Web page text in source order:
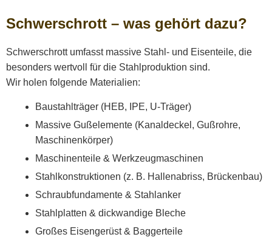
Schwerschrott – was gehört dazu?
Schwerschrott umfasst massive Stahl- und Eisenteile, die
besonders wertvoll für die Stahlproduktion sind.
Wir holen folgende Materialien:
Baustahlträger (HEB, IPE, U-Träger)
Massive Gußelemente (Kanaldeckel, Gußrohre,
Maschinenkörper)
Maschinenteile & Werkzeugmaschinen
Stahlkonstruktionen (z. B. Hallenabriss, Brückenbau)
Schraubfundamente & Stahlanker
Stahlplatten & dickwandige Bleche
Großes Eisengerüst & Baggerteile